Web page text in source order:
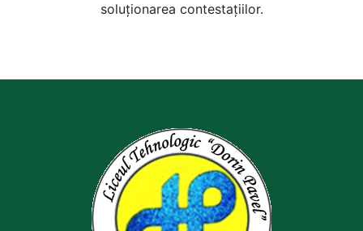
soluţionarea contestaţiilor.